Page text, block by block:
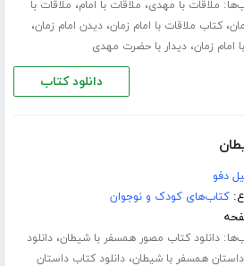
ملاقات با مهدی، ملاقات با امام، ملاقات با
،کتاب ملاقات با امام زمان،دیدن امام زمان،
امام زمان،دیدار با حضرت مهدی
دانلود کتاب
دفو
کتاب‌های کودک و نوجوان
دانلود کتاب مصور همسفر با شیطان،دانلود
همسفر با شیطان،دانلود کتاب داستان